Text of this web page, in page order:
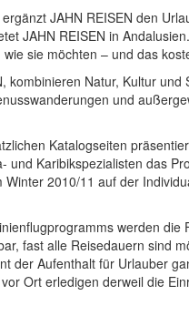
JAHN REISEN den
JAHN REISEN in
sie möchten – und das
kombinieren Natur, Kultur
und
Katalogseiten
und Karibikspezialisten das
2010/11 auf der
werden die
fast alle Reisedauern sind
der Aufenthalt für Urlauber
Ort erledigen derweil die